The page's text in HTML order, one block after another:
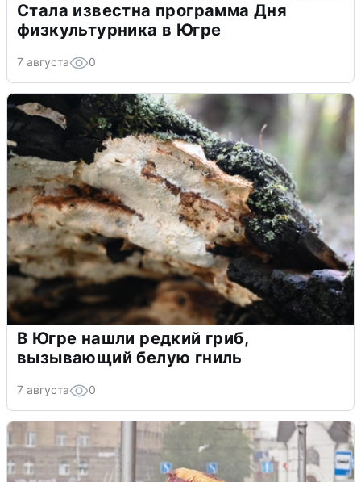
Стала известна программа Дня
физкультурника в Югре
7 августа 0
В Югре нашли редкий гриб,
вызывающий белую гниль
7 августа 0